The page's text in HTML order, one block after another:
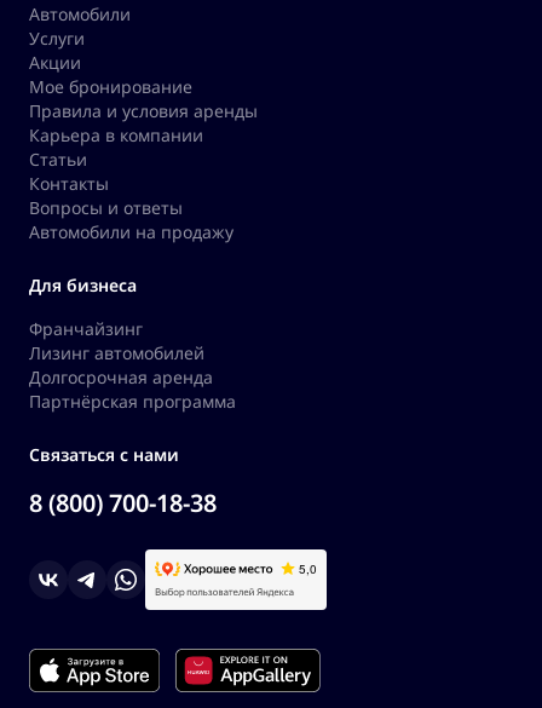
Автомобили
Услуги
Акции
Мое бронирование
Правила и условия аренды
Карьера в компании
Статьи
Контакты
Вопросы и ответы
Автомобили на продажу
Для бизнеса
Франчайзинг
Лизинг автомобилей
Долгосрочная аренда
Партнёрская программа
Связаться с нами
8 (800) 700-18-38